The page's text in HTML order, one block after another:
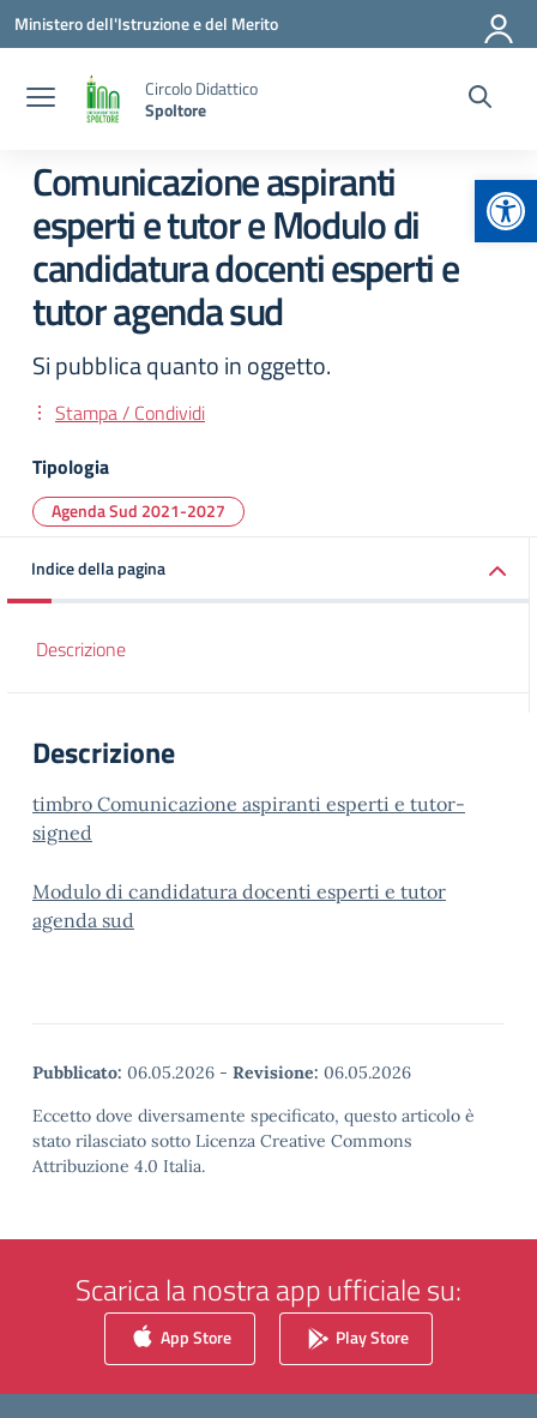
Vai ai contenuti
Vai al menu di navigazione
Vai al footer
Ministero dell'Istruzione e del Merito
Circolo Didattico
Spoltore
Comunicazione aspiranti
esperti e tutor e Modulo di
candidatura docenti esperti e
tutor agenda sud
Si pubblica quanto in oggetto.
Stampa / Condividi
Tipologia
Agenda Sud 2021-2027
Indice della pagina
Descrizione
Descrizione
timbro Comunicazione aspiranti esperti e tutor-
signed
Modulo di candidatura docenti esperti e tutor
agenda sud
Pubblicato: 06.05.2026 - Revisione: 06.05.2026
Eccetto dove diversamente specificato, questo articolo è
stato rilasciato sotto Licenza Creative Commons
Attribuzione 4.0 Italia.
Scarica la nostra app ufficiale su:
App Store Play Store